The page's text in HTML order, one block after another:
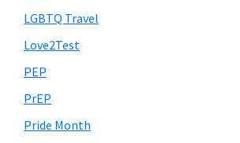
LGBTQ Travel
Love2Test
PEP
PrEP
Pride Month